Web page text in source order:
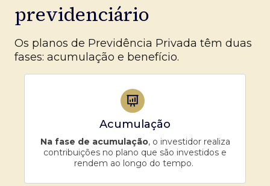
previdenciário
Os planos de Previdência Privada têm duas
fases: acumulação e benefício.
Acumulação
Na fase de acumulação, o investidor realiza
contribuições no plano que são investidos e
rendem ao longo do tempo.